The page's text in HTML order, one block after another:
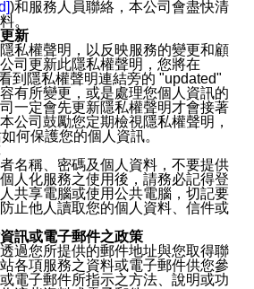
)和服務人員聯絡，本公司會盡快清
。
新
私權聲明，以反映服務的變更和顧
司更新此隱私權聲明，您將在
到隱私權聲明連結旁的 "updated"
有所變更，或是處理您個人資訊的
一定會先更新隱私權聲明才會接著
公司鼓勵您定期檢視隱私權聲明，
何保護您的個人資訊。
名稱、密碼及個人資料，不要提供
人化服務之使用後，請務必記得登
共享電腦或使用公共電腦，切記要
止他人讀取您的個人資料、信件或
訊或電子郵件之政策
過您所提供的郵件地址與您取得聯
各項服務之資料或電子郵件供您參
電子郵件所指示之方法、說明或功